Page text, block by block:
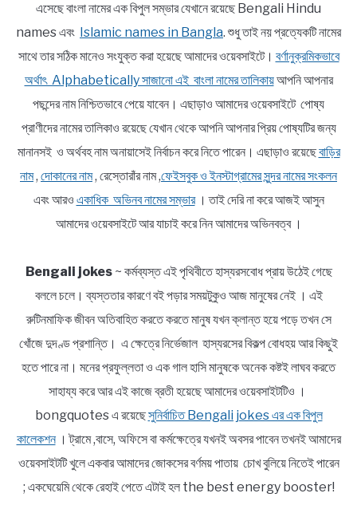
এসেছে বাংলা নামের এক বিপুল সম্ভার যেখানে রয়েছে Bengali Hindu
names এবং Islamic names in Bangla. শুধু তাই নয় প্রত্যেকটি নামের
সাথে তার সঠিক মানেও সংযুক্ত করা হয়েছে আমাদের ওয়েবসাইটে। বর্ণানুক্রমিকভাবে
অর্থাৎ Alphabetically সাজানো এই বাংলা নামের তালিকায়আপনি আপনার
পছন্দের নাম নিশ্চিতভাবে পেয়ে যাবেন। এছাড়াও আমাদের ওয়েবসাইটে পোষ্য
প্রাণীদের নামের তালিকাও রয়েছে যেখান থেকে আপনি আপনার প্রিয় পোষ্যটির জন্য
মানানসই ও অর্থবহ নাম অনায়াসেই নির্বাচন করে নিতে পারেন। এছাড়াও রয়েছেবাড়ির
নাম, দোকানের নাম, রেস্তোরাঁর নাম ,ফেইসবুক ও ইনস্টাগ্রামের সুন্দর নামের সংকলন
এবং আরও একাধিক অভিনব নামের সম্ভার। তাই দেরি না করে আজই আসুন
আমাদের ওয়েবসাইটে আর যাচাই করে নিন আমাদের অভিনবত্ব ।
Bengali jokes~ কর্মব্যস্ত এই পৃথিবীতে হাস্যরসবোধ প্রায় উঠেই গেছে
বললে চলে। ব্যস্ততার কারণে বই পড়ার সময়টুকুও আজ মানুষের নেই । এই
রুটিনমাফিক জীবন অতিবাহিত করতে করতে মানুষ যখন ক্লান্ত হয়ে পড়ে তখন সে
খোঁজে দুদণ্ড প্রশান্তি। এ ক্ষেত্রে নির্ভেজাল হাস্যরসের বিকল্প বোধহয় আর কিছুই
হতে পারে না। মনের প্রফুল্লতা ও এক গাল হাসি মানুষকে অনেক কষ্টই লাঘব করতে
সাহায্য করে আর এই কাজে ব্রতী হয়েছে আমাদের ওয়েবসাইটটিও ।
bongquotes এ রয়েছেসুনির্বাচিত Bengali jokes এর এক বিপুল
কালেকশন। ট্রামে ,বাসে, অফিসে বা কর্মক্ষেত্রে যখনই অবসর পাবেন তখনই আমাদের
ওয়েবসাইটটি খুলে একবার আমাদের জোকসের বর্ণময় পাতায় চোখ বুলিয়ে নিতেই পারেন
; একঘেয়েমি থেকে রেহাই পেতে এটাই হল the best energy booster!